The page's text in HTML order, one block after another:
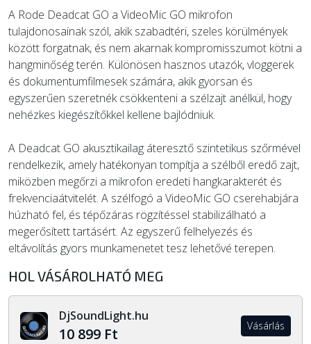
A Rode Deadcat GO a VideoMic GO mikrofon
tulajdonosainak szól, akik szabadtéri, szeles körülmények
között forgatnak, és nem akarnak kompromisszumot kötni a
hangminőség terén. Különösen hasznos utazók, vloggerek
és dokumentumfilmesek számára, akik gyorsan és
egyszerűen szeretnék csökkenteni a szélzajt anélkül, hogy
nehézkes kiegészítőkkel kellene bajlódniuk.
A Deadcat GO akusztikailag áteresztő szintetikus szőrmével
rendelkezik, amely hatékonyan tompítja a szélből eredő zajt,
miközben megőrzi a mikrofon eredeti hangkarakterét és
frekvenciaátvitelét. A szélfogó a VideoMic GO cserehabjára
húzható fel, és tépőzáras rögzítéssel stabilizálható a
megerősített tartásért. Az egyszerű felhelyezés és
eltávolítás gyors munkamenetet tesz lehetővé terepen.
HOL VÁSÁROLHATÓ MEG
DjSoundLight.hu
10 899 Ft Vásárlás